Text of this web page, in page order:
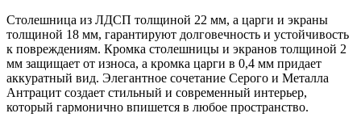
Столешница из ЛДСП толщиной 22 мм, а царги и экраны
толщиной 18 мм, гарантируют долговечность и устойчивость
к повреждениям. Кромка столешницы и экранов толщиной 2
мм защищает от износа, а кромка царги в 0,4 мм придает
аккуратный вид. Элегантное сочетание Серого и Металла
Антрацит создает стильный и современный интерьер,
который гармонично впишется в любое пространство.